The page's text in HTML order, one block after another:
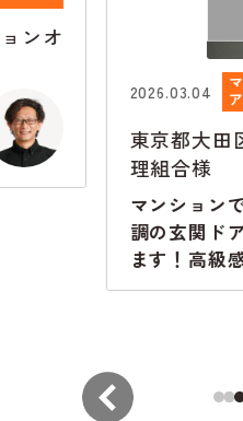
ンオ
2026.03.04
ア
東京都大田区
理組合様
マンション
調の玄関ド
ます！高級
に違います